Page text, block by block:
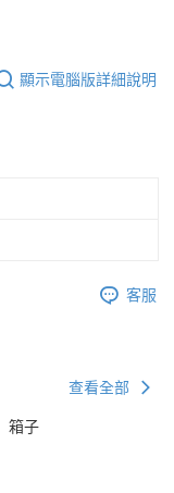
顯示電腦版詳細說明
客服
查看全部
箱子